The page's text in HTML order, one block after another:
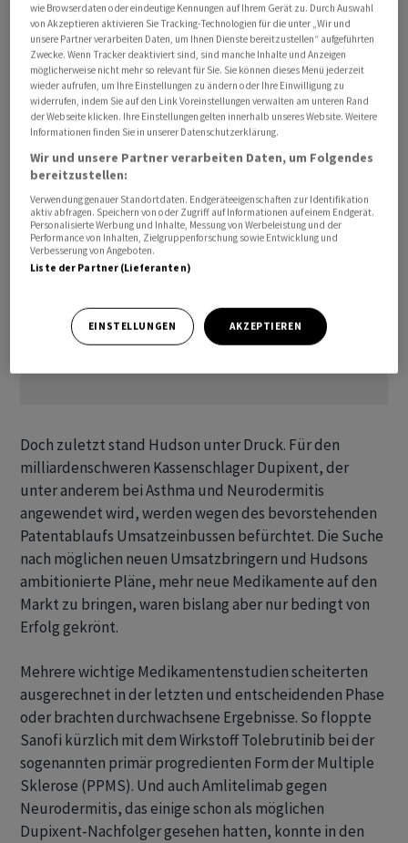
Stattdessen richtete er den Konzern auf
Immunkrankheiten, Impfstoffe und innovative
Therapien aus. Im vergangenen Jahr verkaufte Sanofi
zudem sein Konsumentengeschäft Opella, womit sich
die Franzosen nur noch auf verschreibungspflichtige
Arzneien konzentrieren.
Doch zuletzt stand Hudson unter Druck. Für den
milliardenschweren Kassenschlager Dupixent, der
unter anderem bei Asthma und Neurodermitis
angewendet wird, werden wegen des bevorstehenden
Patentablaufs Umsatzeinbussen befürchtet. Die Suche
nach möglichen neuen Umsatzbringern und Hudsons
ambitionierte Pläne, mehr neue Medikamente auf den
Markt zu bringen, waren bislang aber nur bedingt von
Erfolg gekrönt.
Mehrere wichtige Medikamentenstudien scheiterten
ausgerechnet in der letzten und entscheidenden Phase
oder brachten durchwachsene Ergebnisse. So floppte
Sanofi kürzlich mit dem Wirkstoff Tolebrutinib bei der
sogenannten primär progredienten Form der Multiple
Sklerose (PPMS). Und auch Amlitelimab gegen
Neurodermitis, das einige schon als möglichen
Dupixent-Nachfolger gesehen hatten, konnte in den
wie Browserdaten oder eindeutige Kennungen auf Ihrem Gerät zu. Durch Auswahl
von Akzeptieren aktivieren Sie Tracking-Technologien für die unter „Wir und
unsere Partner verarbeiten Daten, um Ihnen Dienste bereitzustellen“ aufgeführten
Zwecke. Wenn Tracker deaktiviert sind, sind manche Inhalte und Anzeigen
möglicherweise nicht mehr so relevant für Sie. Sie können dieses Menü jederzeit
wieder aufrufen, um Ihre Einstellungen zu ändern oder Ihre Einwilligung zu
widerrufen, indem Sie auf den Link Voreinstellungen verwalten am unteren Rand
der Webseite klicken. Ihre Einstellungen gelten innerhalb unseres Website. Weitere
Informationen finden Sie in unserer Datenschutzerklärung.
Wir und unsere Partner verarbeiten Daten, um Folgendes
bereitzustellen:
Verwendung genauer Standortdaten. Endgeräteeigenschaften zur Identifikation
aktiv abfragen. Speichern von oder Zugriff auf Informationen auf einem Endgerät.
Personalisierte Werbung und Inhalte, Messung von Werbeleistung und der
Performance von Inhalten, Zielgruppenforschung sowie Entwicklung und
Verbesserung von Angeboten.
Liste der Partner (Lieferanten)
EINSTELLUNGEN AKZEPTIEREN